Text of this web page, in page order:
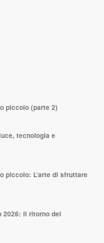
piccolo (parte 2)
tecnologia e
piccolo: L’arte di sfruttare
2026: il ritorno del